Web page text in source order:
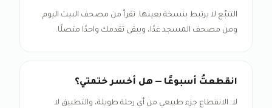
التتبّع لا يرتبط بنسخة بعينها. تقرأ من مصحف البيت اليوم
ومن مصحف المسجد غدًا، ويبقى تقدمك واحدًا متصلًا.
انقطعتُ أسبوعًا — هل أخسر ختمتي؟
لا. الانقطاع جزء طبيعي من أي رحلة طويلة، والتطبيق لا